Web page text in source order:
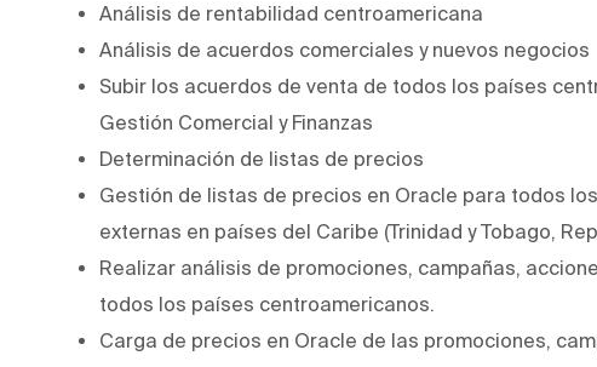
Análisis de rentabilidad centroamericana
Análisis de acuerdos comerciales y nuevos negocios
Subir los acuerdos de venta de todos los países
Gestión Comercial y Finanzas
Determinación de listas de precios
Gestión de listas de precios en Oracle para todos
externas en países del Caribe (Trinidad y Tobago,
Realizar análisis de promociones, campañas,
todos los países centroamericanos.
Carga de precios en Oracle de las promociones,